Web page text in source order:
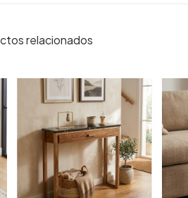
relacionados